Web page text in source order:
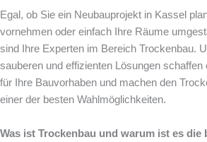
Egal, ob Sie ein Neubauprojekt in Kassel
vornehmen oder einfach Ihre Räume
sind Ihre Experten im Bereich Trockenbau.
sauberen und effizienten Lösungen schaffen
für Ihre Bauvorhaben und machen den
einer der besten Wahlmöglichkeiten.
Was ist Trockenbau und warum ist es die